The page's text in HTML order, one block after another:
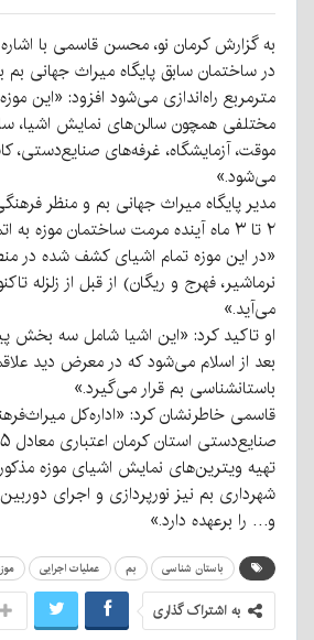
به گزارش کرمان نو، محسن قاسمی با اشاره
مترمربع راه‌اندازی می‌شود افزود: «این
مختلفی همچون سالن‌های نمایش اشیا،
موقت، آزمایشگاه، غرفه‌های
می‌شود.»
مدیر پایگاه میراث جهانی بم و منظر
۲ تا ۳ ماه آینده مرمت ساختمان موزه
«در این موزه تمام اشیای کشف شده در
نرماشیر، فهرج و ریگان) از قبل از زلزله
می‌آید.»
او تاکید کرد: «این اشیا شامل سه بخش
بعد از اسلام می‌شود که در معرض دید
باستانشناسی بم قرار می‌گیرد.»
قاسمی خاطرنشان کرد: «اداره‌کل
تهیه ویترین‌های نمایش اشیای موزه
شهرداری بم نیز نورپردازی و اجرای
و… را برعهده دارد.»
باستان شناسی بم عملیات اجرایی
به اشتراک گذاری